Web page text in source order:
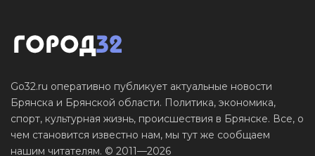
Go32.ru оперативно публикует актуальные новости
Брянска и Брянской области. Политика, экономика,
спорт, культурная жизнь, происшествия в Брянске. Все, о
чем становится известно нам, мы тут же сообщаем
нашим читателям. © 2011—2026